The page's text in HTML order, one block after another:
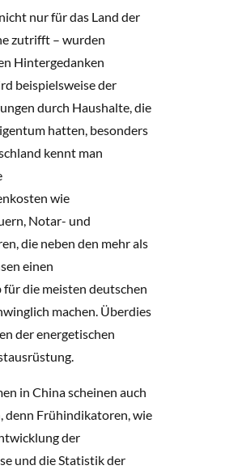
nur für das Land der
zutrifft – wurden
Hintergedanken
beispielsweise der
durch Haushalte, die
hatten, besonders
kennt man
wie
Notar- und
die neben den mehr als
einen
die meisten deutschen
machen. Überdies
der energetischen
in China scheinen auch
denn Frühindikatoren, wie
der
und die Statistik der